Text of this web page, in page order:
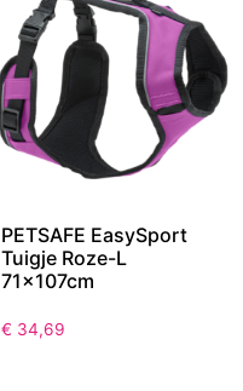
PETSAFE EasySport
Tuigje Roze-L
71x107cm
€ 34,69